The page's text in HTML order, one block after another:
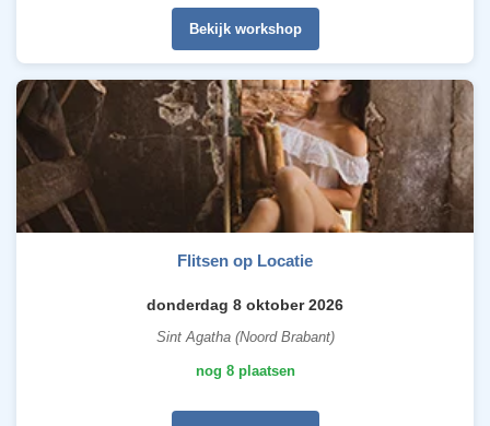
Bekijk workshop
Flitsen op Locatie
donderdag 8 oktober 2026
Sint Agatha (Noord Brabant)
nog 8 plaatsen